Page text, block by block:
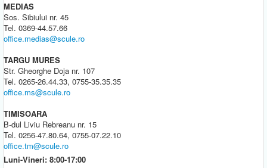
MEDIAS
Sos. Sibiului nr. 45
Tel. 0369-44.57.66
office.medias@scule.ro
TARGU MURES
Str. Gheorghe Doja nr. 107
Tel. 0265-26.44.33, 0755-35.35.35
office.ms@scule.ro
TIMISOARA
B-dul Liviu Rebreanu nr. 15
Tel. 0256-47.80.64, 0755-07.22.10
office.tm@scule.ro
Luni-Vineri: 8:00-17:00